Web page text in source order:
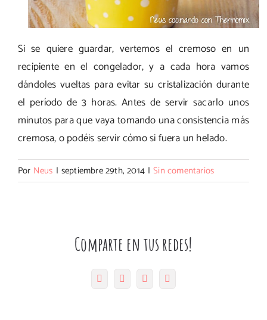
Si se quiere guardar, vertemos el cremoso en un
recipiente en el congelador, y a cada hora vamos
dándoles vueltas para evitar su cristalización durante
el período de 3 horas. Antes de servir sacarlo unos
minutos para que vaya tomando una consistencia más
cremosa, o podéis servir cómo si fuera un helado.
Por Neus | septiembre 29th, 2014 | Sin comentarios
Comparte en tus redes!
FacebookTwitter Pinterest
electrónico